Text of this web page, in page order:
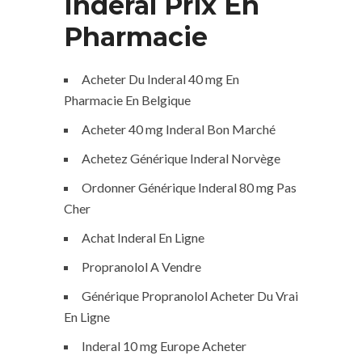
Pharmacie
Acheter Du Inderal 40 mg En
Pharmacie En Belgique
Acheter 40 mg Inderal Bon Marché
Achetez Générique Inderal Norvège
Ordonner Générique Inderal 80 mg Pas
Cher
Achat Inderal En Ligne
Propranolol A Vendre
Générique Propranolol Acheter Du Vrai
En Ligne
Inderal 10 mg Europe Acheter